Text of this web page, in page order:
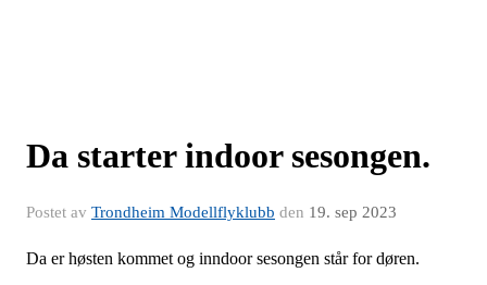
Da starter indoor sesongen.
Postet av Trondheim Modellflyklubb den 19. sep 2023
Da er høsten kommet og inndoor sesongen står for døren.